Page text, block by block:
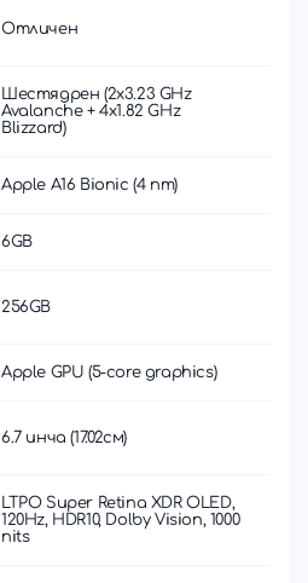
Отличен
Шестядрен (2x3.23 GHz
Avalanche + 4x1.82 GHz
Blizzard)
Apple A16 Bionic (4 nm)
6GB
256GB
Apple GPU (5-core graphics)
6.7 инча (17.02см)
LTPO Super Retina XDR OLED,
120Hz, HDR10, Dolby Vision, 1000
nits